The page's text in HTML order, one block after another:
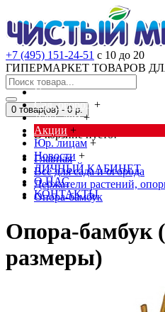
+7 (495) 151-24-51 с 10 до 20
ГИПЕРМАРКЕТ ТОВАРОВ
Cредства от насекомых и
Сад, огород +
Дача, дом +
Акции +
Юр. лицам +
Новости +
ЛИЧНЫЙ КАБИНЕТ
О НАС
КОНТАКТЫ
0 товар(ов) - 0 р.
В корзине пусто!
Главная
Всё для сада и огорода
Держатели растений,
Опора-бамбук
Опора-бамбук
размеры)